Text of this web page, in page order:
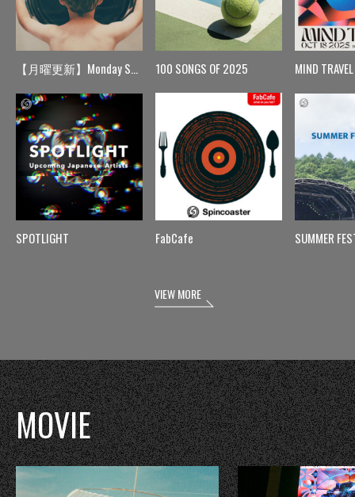
【月曜更新】Monday Spin
SPOTLIGHT
100 SONGS OF 2025
FabCafe
MIND TRAVEL
SUMMER
VIEW MORE
MOVIE